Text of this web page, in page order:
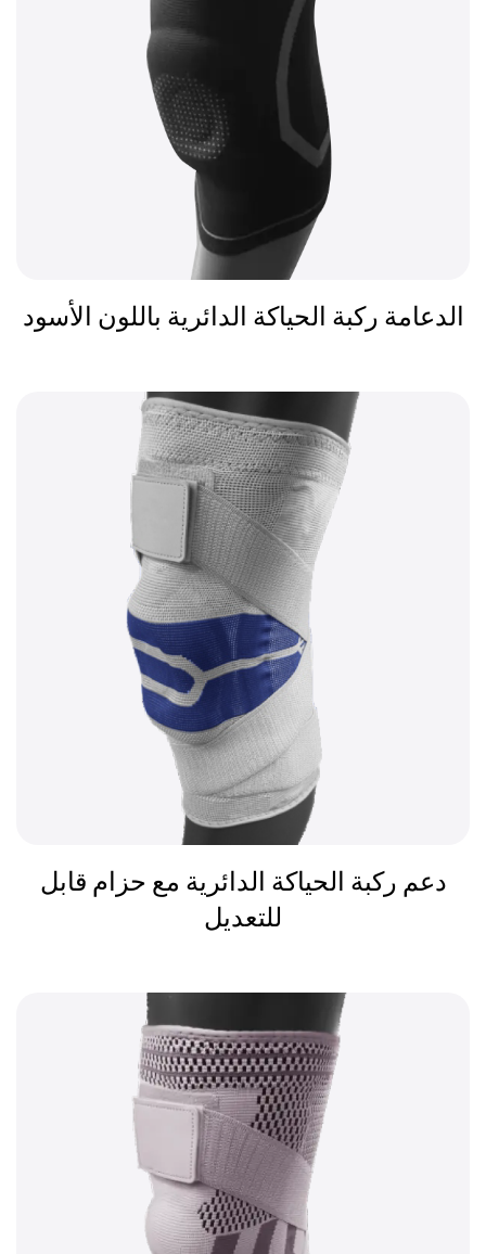
الدعامة ركبة الحياكة الدائرية باللون الأسود
دعم ركبة الحياكة الدائرية مع حزام قابل
للتعديل